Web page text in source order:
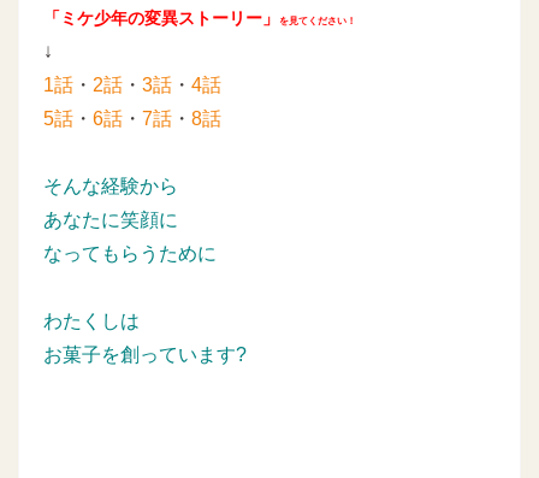
「ミケ少年の変異ストーリー」 を見てください！
↓
1話 ・ 2話 ・ 3話 ・ 4話
5話 ・ 6話 ・ 7話 ・ 8話
そんな経験から
あなたに笑顔に
なってもらうために
わたくしは
お菓子を創っています?